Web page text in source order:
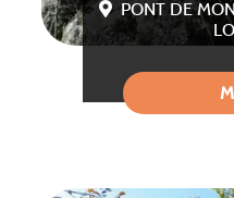
PONT DE